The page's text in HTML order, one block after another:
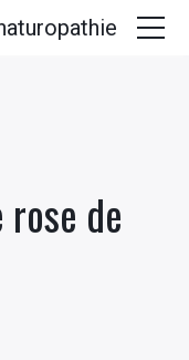
de